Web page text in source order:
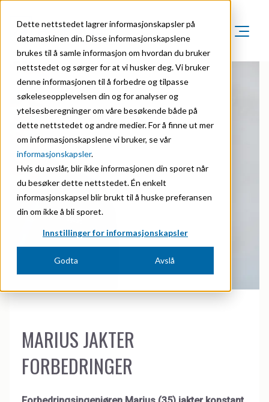
Dette nettstedet lagrer informasjonskapsler på
datamaskinen din. Disse informasjonskapslene
brukes til å samle informasjon om hvordan du bruker
nettstedet og sørger for at vi husker deg. Vi bruker
denne informasjonen til å forbedre og tilpasse
søkeleseopplevelsen din og for analyser og
ytelsesberegninger om våre besøkende både på
dette nettstedet og andre medier. For å finne ut mer
om informasjonskapslene vi bruker, se vår
informasjonskapsler.
Hvis du avslår, blir ikke informasjonen din sporet når
du besøker dette nettstedet. Én enkelt
informasjonskapsel blir brukt til å huske preferansen
din om ikke å bli sporet.
Innstillinger for informasjonskapsler
Godta Avslå
Markeder
Markeder
Agriculture
Animal Feed
Batteries
Biomass Pelleting
Carbon Black
Cellulose Derivatives
Ceramics
Cleaners
Construction
Dust Control & Road Stabilisation
Om oss
Om oss
Organisasjon
Historie
Sertifiseringer
Priser & anerkjennelser
Forskning & innovasjon
Naboinformasjon om sikkerhet og varsling
HMS-kurs og ePSJA
Bærekraft
Karriere
Investorer
English
Norsk
MARIUS JAKTER
FORBEDRINGER